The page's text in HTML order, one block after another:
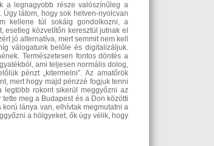
a legnagyobb része valószínűleg a
látom, hogy sok hetven-nyolcvan
kellene túl sokáig gondolkozni, a
közvetítőn keresztül jutnak el
jó alternatíva, mert semmit nem kell
válogatunk belőle és digitalizáljuk.
Természetesen fontos döntés a
ami teljesen normális dolog,
pénzt „kitermelni”. Az amatőrök
mert hogy majd pénzzé fogjuk tenni
legtöbb rokont sikerül meggyőzni az
meg a Budapest és a Don közötti
lánya van, elhívtak megmutatni a
a hölgyeket, ők úgy vélik, hogy